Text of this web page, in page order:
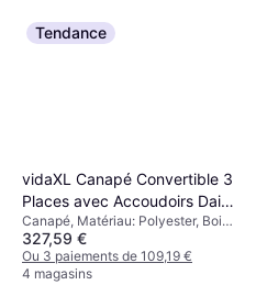
Tendance
vidaXL Canapé Convertible 3
Places avec Accoudoirs Daim
Synthétique Marron Canapé
3 Places
Canapé, Matériau: Polyester, Bois,
Tissu, Couleur: Marron, 3 Places,
Nombre de Places: 3 Places
327,59 €
Ou 3 paiements de 109,19 €
4 magasins